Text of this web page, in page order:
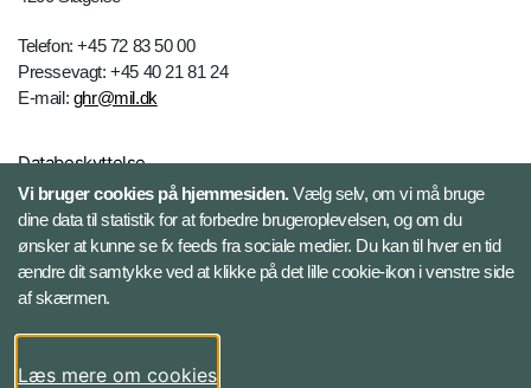
Telefon: +45 72 83 50 00
Pressevagt: +45 40 21 81 24
E-mail: ghr@mil.dk
Databeskyttelse
Følg Gardehusarregimentet
Facebook
Instagram
Vi bruger cookies på hjemmesiden.Vælg selv, om vi må bruge
dine data til statistik for at forbedre brugeroplevelsen, og om du
ønsker at kunne se fx feeds fra sociale medier. Du kan til hver en tid
ændre dit samtykke ved at klikke på det lille cookie-ikon i venstre side
af skærmen.
Læs mere om cookies